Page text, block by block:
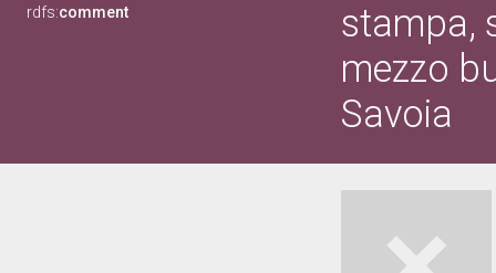
rdfs:comment
stampa,
mezzo
Savoia